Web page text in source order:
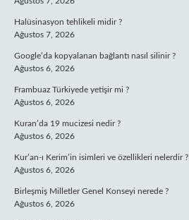
Halüsinasyon tehlikeli midir ?
Ağustos 7, 2026
Google’da kopyalanan bağlantı nasıl silinir ?
Ağustos 6, 2026
Frambuaz Türkiyede yetişir mi ?
Ağustos 6, 2026
Kuran’da 19 mucizesi nedir ?
Ağustos 6, 2026
Kur’an-ı Kerim’in isimleri ve özellikleri nelerdir ?
Ağustos 6, 2026
Birleşmiş Milletler Genel Konseyi nerede ?
Ağustos 6, 2026